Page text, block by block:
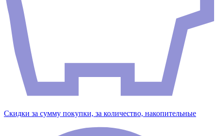
Скидки за сумму покупки, за количество, накопительные